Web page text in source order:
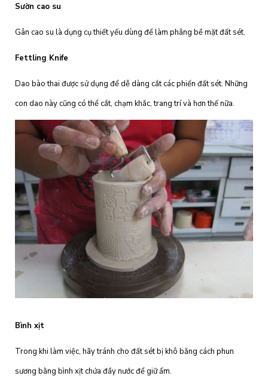
Sườn cao su
Gân cao su là dụng cụ thiết yếu dùng để làm phẳng bề mặt đất sét.
Fettling Knife
Dao bào thai được sử dụng để dễ dàng cắt các phiến đất sét. Những
con dao này cũng có thể cắt, chạm khắc, trang trí và hơn thế nữa.
Bình xịt
Trong khi làm việc, hãy tránh cho đất sét bị khô bằng cách phun
sương bằng bình xịt chứa đầy nước để giữ ẩm.